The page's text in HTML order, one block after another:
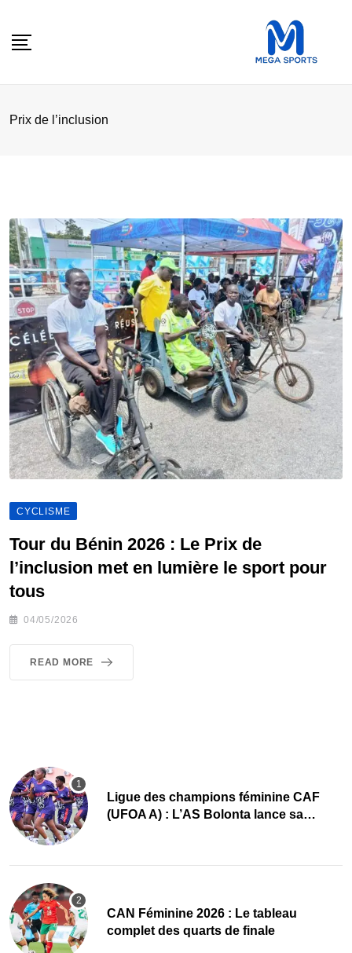
Prix de l’inclusion
CYCLISME
Tour du Bénin 2026 : Le Prix de
l’inclusion met en lumière le sport pour
tous
04/05/2026
READ MORE
Ligue des champions féminine CAF
(UFOA A) : L’AS Bolonta lance sa
CAN Féminine 2026 : Le tableau
complet des quarts de finale